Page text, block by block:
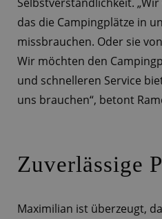
das die Campingplätze in
missbrauchen. Oder sie
Wir möchten den
und schnelleren Service
uns brauchen“, betont
Zuverlässige
Maximilian ist überzeugt,